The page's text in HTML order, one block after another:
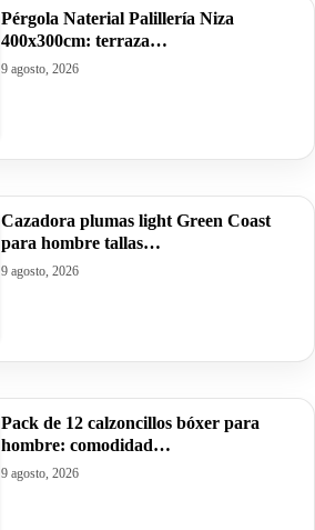
Pérgola Naterial Palillería Niza
400x300cm: terraza…
9 agosto, 2026
Cazadora plumas light Green Coast
para hombre tallas…
9 agosto, 2026
Pack de 12 calzoncillos bóxer para
hombre: comodidad…
9 agosto, 2026